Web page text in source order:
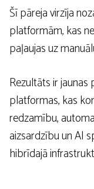
Šī pāreja virzīja
platformām, kas
paļaujas uz
Rezultāts ir
platformas, kas
redzamību,
aizsardzību un AI
hibrīdajā